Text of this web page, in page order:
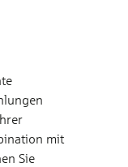
mit
Sie